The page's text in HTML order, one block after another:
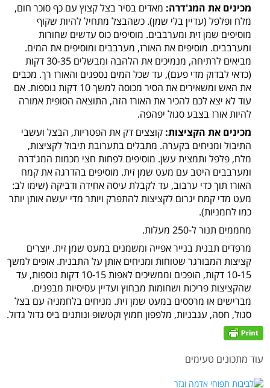
מכינים את המג'דרה: מאדים בסיר בצל קצוץ עם כף סוכר חום,
מלח ופלפל (עדיין בלי שמן). כשהבצל מתחיל להיות שקוף
מוסיפים שמן זית ומערבבים. מוסיפים כוס עדשים שחורות
ומערבבים. מוסיפים את האורז, מערבבים ומוסיפים את המים.
מביאים לרתיחה, מנמיכים את הלהבה ומבשלים 30-35 דקות
(כדאי לבדוק מדי פעם), עד שכל המים נספגים והאורז רך. מכבים
את האש ומשאירים את הסיר מכוסה למשך 10 דקות נוספות. אם
עוד לא יצא לכם להכיר את האורז הזה, התוצאה הסופית אמורה
להיות אורז בצבע סגול יפהפה.
מכינים את הקציצות: קוצצים דק את הפטריות, הבצל ועשבי
התיבול ומניחים בקערה. מתבלים בתערובת תיבול לקציצות,
מלח, פלפל ותמצית עשן. מוסיפים לפחות חצי מכמות המג'דרה
ומערבבים היטב עם מעט שמן זית. מוסיפים בהדרגה את קמח
האורז תוך כדי ערבוב, עד לקבלת עיסה אחידה ודביקה (שימו לב:
מעט מדי קמח יגרום לקציצות להתפרק ויותר מדי יעשה אותן יותר
כמו לחמניות).
מחממים תנור ל-250 מעלות.
מרפדים תבנית בנייר אפייה ומשמנים במעט שמן זית. יוצרים
קציצות המבורגר שטוחות ומניחים אותן על התבנית. אופים למשך
10-15 דקות, הופכים וממשיכים לאפות 10-15 דקות נוספות, עד
שהקציצות פריכות ושחומות מבחוץ ועדיין עסיסיות מבפנים.
מברישים או מרססים במעט שמן זית. מניחים בלחמניה עם בצל
סגול, חסה, עגבניות, מלפפון חמוץ וקטשופ ונותנים ביס גדול גדול.
עוד מתכונים טעימים